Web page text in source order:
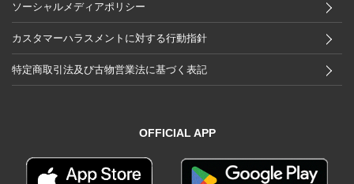
ソーシャルメディアポリシー
カスタマーハラスメントに対する行動指針
特定商取引法及び古物営業法に基づく表記
OFFICIAL APP